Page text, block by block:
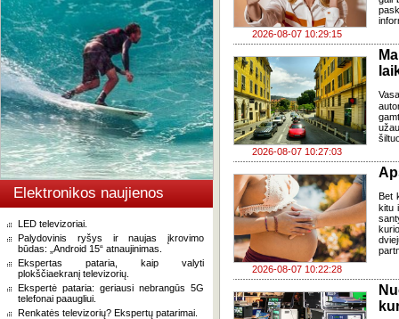
Elektronikos naujienos
LED televizoriai.
Palydovinis ryšys ir naujas įkrovimo
būdas: „Android 15“ atnaujinimas.
Ekspertas pataria, kaip valyti
plokščiaekranį televizorių.
Ekspertė pataria: geriausi nebrangūs 5G
telefonai paaugliui.
Renkatės televizorių? Ekspertų patarimai.
2026-08-07 10:29:15
2026-08-07 10:27:03
2026-08-07 10:22:28
Bet
kitu